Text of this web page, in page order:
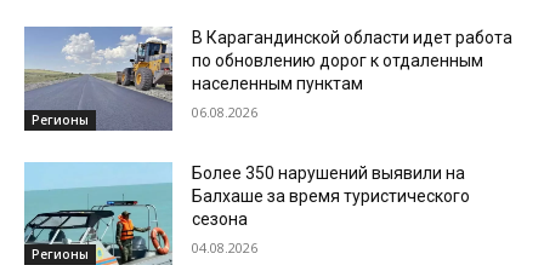
Регионы
В Карагандинской области идет работа
по обновлению дорог к отдаленным
населенным пунктам
06.08.2026
Регионы
Более 350 нарушений выявили на
Балхаше за время туристического
сезона
04.08.2026